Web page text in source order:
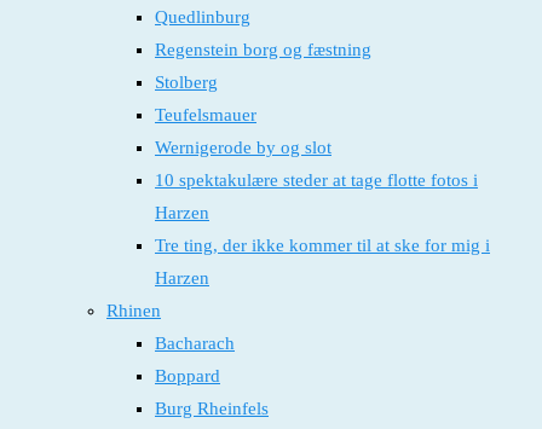
Quedlinburg
Regenstein borg og fæstning
Stolberg
Teufelsmauer
Wernigerode by og slot
10 spektakulære steder at tage flotte fotos i
Harzen
Tre ting, der ikke kommer til at ske for mig i
Harzen
Rhinen
Bacharach
Boppard
Burg Rheinfels